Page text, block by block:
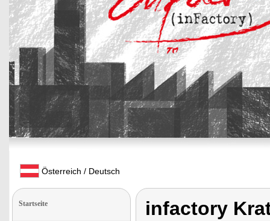
Österreich / Deutsch
Startseite
infactory